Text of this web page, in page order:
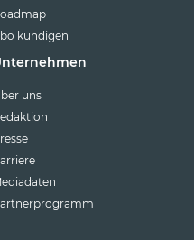
kündigen
uns